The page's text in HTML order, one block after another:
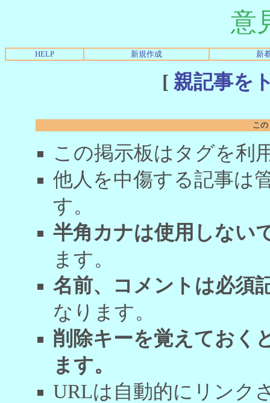
意
HELP 新規作成 新
[ 親記事を
こ
この掲示板はタグを利
他人を中傷する記事は
す。
半角カナは使用しない
ます。
名前、コメントは必須
なります。
削除キーを覚えておく
ます。
URLは自動的にリンク